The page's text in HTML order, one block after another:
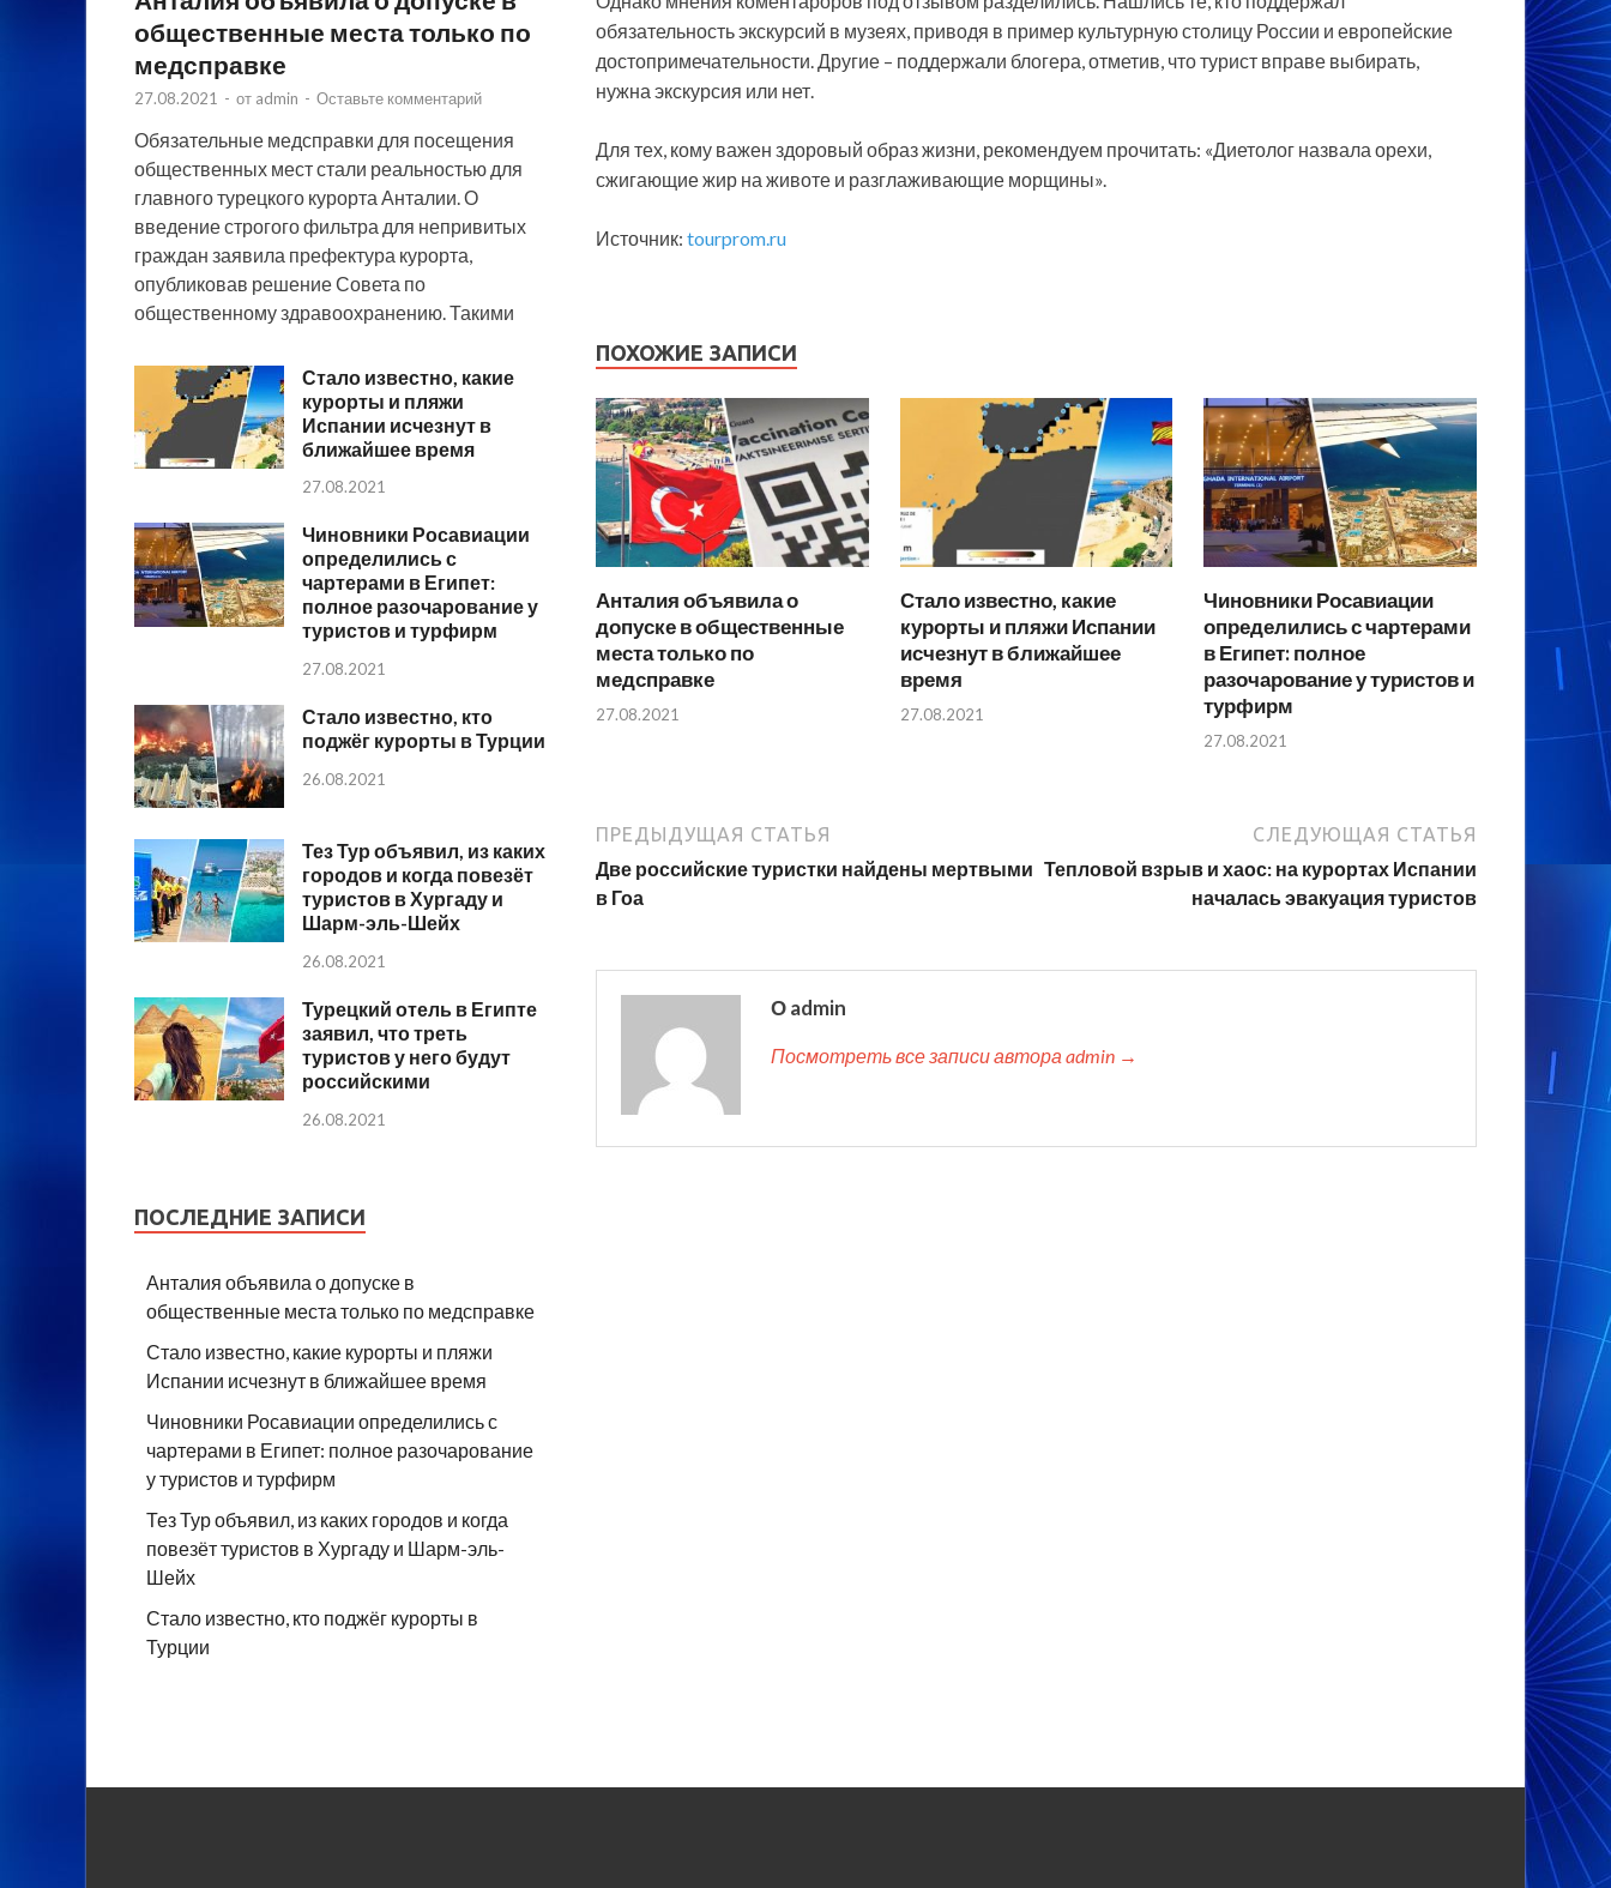
обязательность экскурсий в музеях, приводя в пример культурную столицу России и европейские
достопримечательности. Другие – поддержали блогера, отметив, что турист вправе выбирать,
нужна экскурсия или нет.
Для тех, кому важен здоровый образ жизни, рекомендуем прочитать: «Диетолог назвала орехи,
сжигающие жир на животе и разглаживающие морщины».
Источник: tourprom.ru
ПОХОЖИЕ ЗАПИСИ
Анталия объявила о
допуске в общественные
места только по
медсправке
27.08.2021
Стало известно, какие
курорты и пляжи Испании
исчезнут в ближайшее
время
27.08.2021
Чиновники Росавиации
определились с чартерами
в Египет: полное
разочарование у туристов и
турфирм
27.08.2021
ПРЕДЫДУЩАЯ СТАТЬЯ
Две российские туристки найдены мертвыми
в Гоа
СЛЕДУЮЩАЯ СТАТЬЯ
Тепловой взрыв и хаос: на курортах Испании
началась эвакуация туристов
О admin
Посмотреть все записи автора admin →
общественные места только по
медсправке
27.08.2021 - от admin - Оставьте комментарий
Обязательные медсправки для посещения
общественных мест стали реальностью для
главного турецкого курорта Анталии. О
введение строгого фильтра для непривитых
граждан заявила префектура курорта,
опубликовав решение Совета по
общественному здравоохранению. Такими
Стало известно, какие
курорты и пляжи
Испании исчезнут в
ближайшее время
27.08.2021
Чиновники Росавиации
определились с
чартерами в Египет:
полное разочарование у
туристов и турфирм
27.08.2021
Стало известно, кто
поджёг курорты в Турции
26.08.2021
Тез Тур объявил, из каких
городов и когда повезёт
туристов в Хургаду и
Шарм-эль-Шейх
26.08.2021
Турецкий отель в Египте
заявил, что треть
туристов у него будут
российскими
26.08.2021
ПОСЛЕДНИЕ ЗАПИСИ
Анталия объявила о допуске в
общественные места только по медсправке
Стало известно, какие курорты и пляжи
Испании исчезнут в ближайшее время
Чиновники Росавиации определились с
чартерами в Египет: полное разочарование
у туристов и турфирм
Тез Тур объявил, из каких городов и когда
повезёт туристов в Хургаду и Шарм-эль-
Шейх
Стало известно, кто поджёг курорты в
Турции